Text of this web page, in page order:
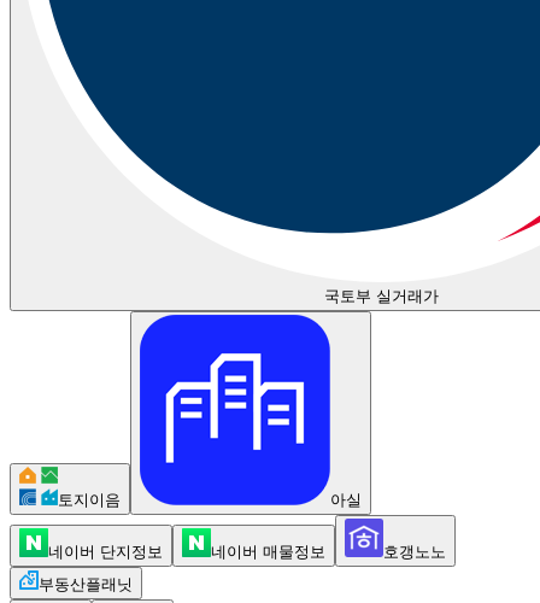
국토부 실거래가
토지이음 아실
네이버 단지정보 네이버 매물정보
호갱노노
부동산플래닛